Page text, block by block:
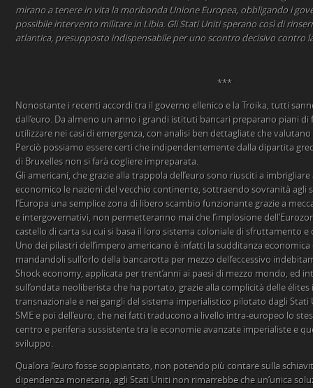
mirano a tenere in vita la moribonda Unione Europea, obbligando i
possibile intervento militare in Libia. Gli Stati Uniti sperano così di
atlantica, presupposto indispensabile per uno scontro decisivo contro
***
Nonostante i recenti accordi tra il governo ellenico e la Troika, tutti
dall’euro. Da almeno un anno i grandi istituti bancari preparano piani di
utilizzare nei casi di emergenza, con analisi ben dettagliate che
Perciò possiamo essere certi che indipendentemente dalla dipartita
di Bruxelles non si farà cogliere impreparata.
Gli americani, che grazie alla trappola dell’euro sono riusciti a
economico le nazioni del vecchio continente, sottraendo sovranità agli
l’Europa una semplice zona di libero scambio funzionante grazie a
e intergovernativi, non permetteranno mai che l’implosione
castello di carta su cui si basa il loro sistema coloniale di sfruttamento e
Uno dei pilastri dell’impero americano è infatti la sudditanza
mandandoli sull’orlo della bancarotta per mezzo dell’eccessivo
Shock economy, applicata per trent’anni ai paesi di mezzo mondo, ed
sull’ondata neoliberista che ha portato, grazie alla complicità delle
transnazionale e nei gangli del sistema imperialistico pilotato dagli Stati
SME e poi dell’euro, che nei fatti traducono a livello intra-europeo lo
centro e periferia sussistente tra le economie avanzate imperialiste e
sviluppo.
Qualora l’euro fosse soppiantato, non potendo più contare sulla
dipendenza monetaria, agli Stati Uniti non rimarrebbe che un’unica